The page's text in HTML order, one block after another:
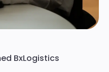
BxLogistics